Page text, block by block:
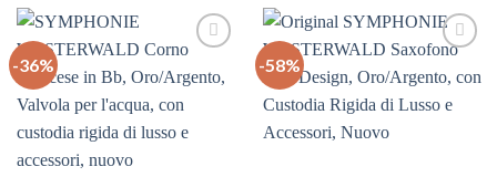
-36%
Auf
die
Wunschliste
-58%
Auf
die